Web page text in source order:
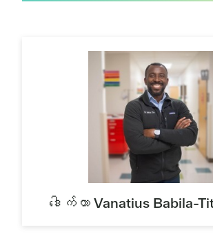
ဒေါက်တာ Vanatius Babila-